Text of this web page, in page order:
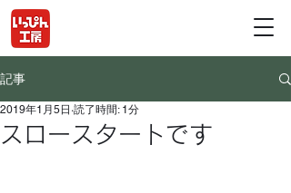
記事
スロースタートです
2019年1月5日 読了時間: 1分